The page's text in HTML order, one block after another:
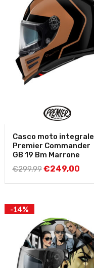
Casco moto integrale
Premier Commander
GB 19 Bm Marrone
€299,99€249,00
-14%